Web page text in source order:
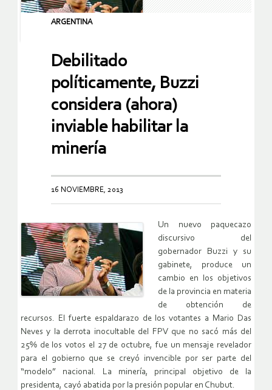
ARGENTINA
Debilitado
políticamente, Buzzi
considera (ahora)
inviable habilitar la
minería
16 NOVIEMBRE, 2013
Un nuevo paquecazo
discursivo del
gobernador Buzzi y su
gabinete, produce un
cambio en los objetivos
de la provincia en materia
de obtención de
recursos. El fuerte espaldarazo de los votantes a Mario Das
Neves y la derrota inocultable del FPV que no sacó más del
25% de los votos el 27 de octubre, fue un mensaje revelador
para el gobierno que se creyó invencible por ser parte del
“modelo” nacional. La minería, principal objetivo de la
presidenta, cayó abatida por la presión popular en Chubut.